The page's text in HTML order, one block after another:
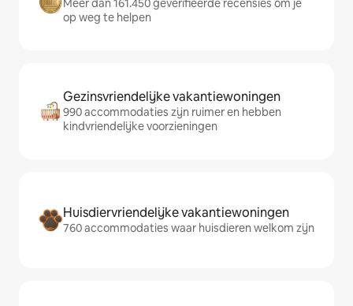
Meer dan 161.450 geverifieerde recensies om je
op weg te helpen
Gezinsvriendelijke vakantiewoningen
990 accommodaties zijn ruimer en hebben
kindvriendelijke voorzieningen
Huisdiervriendelijke vakantiewoningen
760 accommodaties waar huisdieren welkom zijn